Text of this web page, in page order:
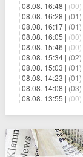
08.08. 16:48 | (00)
08.08. 16:28 | (01)
08.08. 16:17 | (01)
08.08. 16:05 | (00)
08.08. 15:46 | (00)
08.08. 15:34 | (02)
08.08. 15:03 | (01)
08.08. 14:23 | (01)
08.08. 14:08 | (03)
08.08. 13:55 | (00)